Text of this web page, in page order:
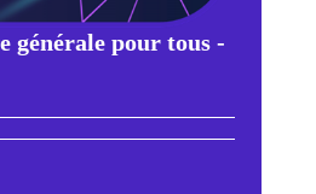
générale pour tous -